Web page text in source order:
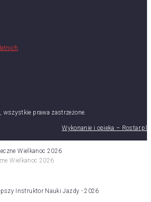
prawa zastrzeżone.
Wykonanie i opieka – Rostar.pl
Wielkanoc 2026